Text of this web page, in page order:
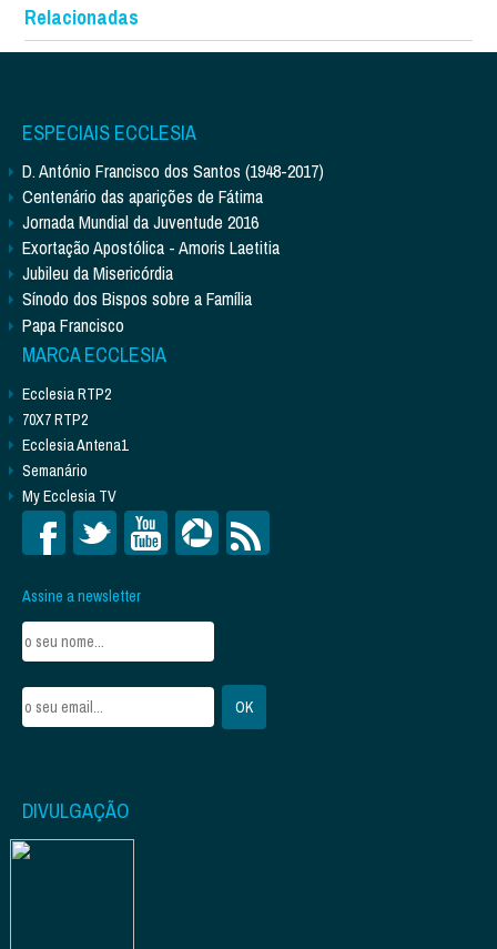
Relacionadas
ESPECIAIS ECCLESIA
D. António Francisco dos Santos (1948-2017)
Centenário das aparições de Fátima
Jornada Mundial da Juventude 2016
Exortação Apostólica - Amoris Laetitia
Jubileu da Misericórdia
Sínodo dos Bispos sobre a Família
Papa Francisco
MARCA ECCLESIA
Ecclesia RTP2
70X7 RTP2
Ecclesia Antena1
Semanário
My Ecclesia TV
Assine a newsletter
DIVULGAÇÃO